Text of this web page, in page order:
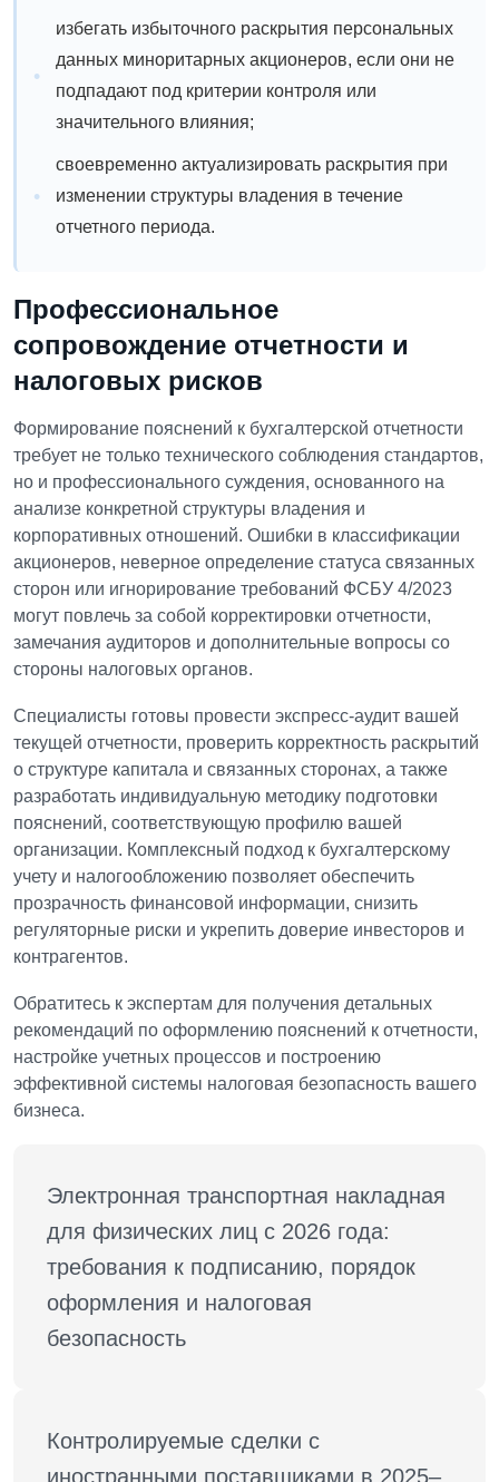
избегать избыточного раскрытия персональных
данных миноритарных акционеров, если они не
подпадают под критерии контроля или
значительного влияния;
своевременно актуализировать раскрытия при
изменении структуры владения в течение
отчетного периода.
Профессиональное
сопровождение отчетности и
налоговых рисков
Формирование пояснений к бухгалтерской отчетности
требует не только технического соблюдения стандартов,
но и профессионального суждения, основанного на
анализе конкретной структуры владения и
корпоративных отношений. Ошибки в классификации
акционеров, неверное определение статуса связанных
сторон или игнорирование требований ФСБУ 4/2023
могут повлечь за собой корректировки отчетности,
замечания аудиторов и дополнительные вопросы со
стороны налоговых органов.
Специалисты готовы провести экспресс-аудит вашей
текущей отчетности, проверить корректность раскрытий
о структуре капитала и связанных сторонах, а также
разработать индивидуальную методику подготовки
пояснений, соответствующую профилю вашей
организации. Комплексный подход к бухгалтерскому
учету и налогообложению позволяет обеспечить
прозрачность финансовой информации, снизить
регуляторные риски и укрепить доверие инвесторов и
контрагентов.
Обратитесь к экспертам для получения детальных
рекомендаций по оформлению пояснений к отчетности,
настройке учетных процессов и построению
эффективной системы налоговая безопасность вашего
бизнеса.
Электронная транспортная накладная
для физических лиц с 2026 года:
требования к подписанию, порядок
оформления и налоговая
безопасность
Контролируемые сделки с
иностранными поставщиками в 2025–